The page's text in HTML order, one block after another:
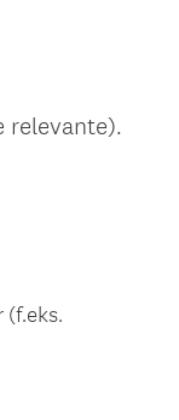
relevante).